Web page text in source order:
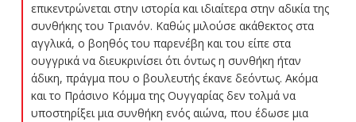
επικεντρώνεται στην ιστορία και ιδιαίτερα στην αδικία της
συνθήκης του Τριανόν. Καθώς μιλούσε ακάθεκτος στα
αγγλικά, ο βοηθός του παρενέβη και του είπε στα
ουγγρικά να διευκρινίσει ότι όντως η συνθήκη ήταν
άδικη, πράγμα που ο βουλευτής έκανε δεόντως. Ακόμα
και το Πράσινο Κόμμα της Ουγγαρίας δεν τολμά να
υποστηρίξει μια συνθήκη ενός αιώνα, που έδωσε μια